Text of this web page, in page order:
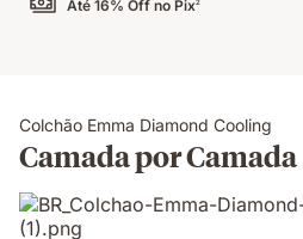
Até 16% Off no Pix
Colchão Emma Diamond Cooling
Camada por Camada